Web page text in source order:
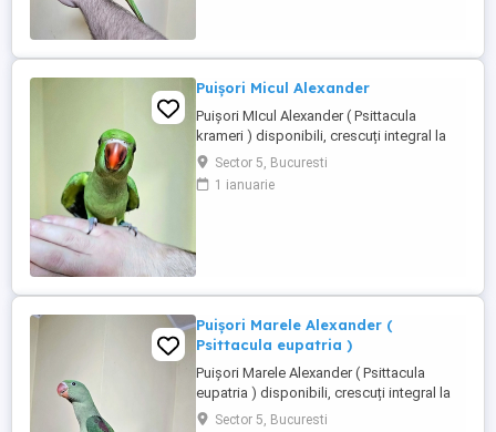
Puișori Micul Alexander
Puișori MIcul Alexander ( Psittacula
krameri ) disponibili, crescuți integral la
seringă de la vârsta de 10 12 zile, moment
în care sunt și inelați cu inelele Asociației
Ornitologice Române, din care fac parte.
Sector 5, Bucuresti
1 ianuarie
Puișori Marele Alexander (
Psittacula eupatria )
Puișori Marele Alexander ( Psittacula
eupatria ) disponibili, crescuți integral la
seringă de la vârsta de 10 12 zile, moment
Sector 5, Bucuresti